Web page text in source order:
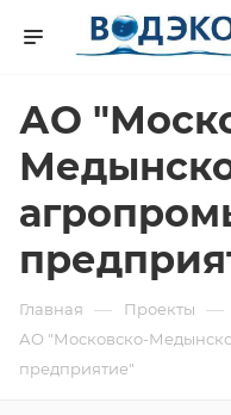
АО
Главная — Проекты —
АО "Московско-
предприятие"